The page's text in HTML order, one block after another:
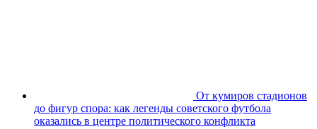
От кумиров стадионов
до фигур спора: как легенды советского футбола
оказались в центре политического конфликта